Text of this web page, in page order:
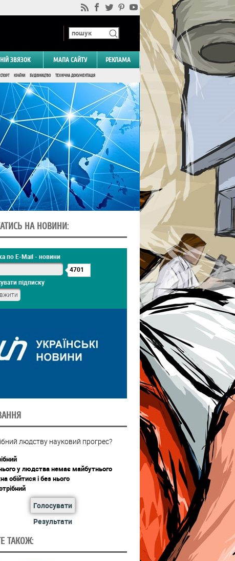
ЗВЯЗОК МАПА САЙТУ РЕКЛАМА
СПОРТ КРАЇНИ БУДІВНИЦТВО ТЕХНІЧНА ДОКУМЕНТАЦІЯ
НА НОВИНИ:
по E-Mail - новини
4701
підписку
людству науковий прогрес?
у людства немає майбутнього
обійтися і без нього
Голосувати
Результати
ТАКОЖ: